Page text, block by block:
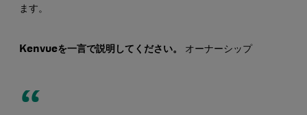
ます。
Kenvueを一言で説明してください。 オーナーシップ